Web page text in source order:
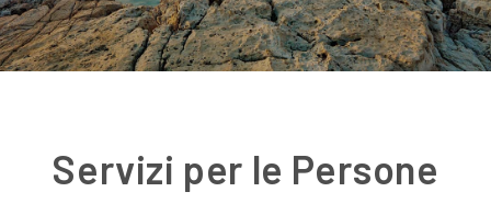
Servizi per le Persone